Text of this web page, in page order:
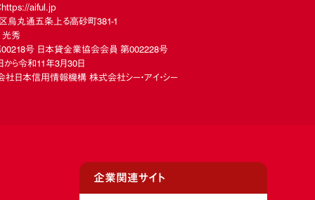
https://aiful.jp
烏丸通五条上る高砂町381-1
光秀
号 日本貸金業協会会員 第002228号
ら令和11年3月30日
日本信用情報機構 株式会社シー・アイ・シー
企業関連サイト